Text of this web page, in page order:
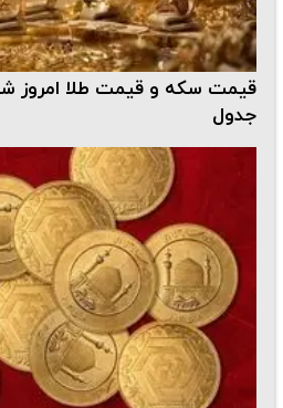
جدول